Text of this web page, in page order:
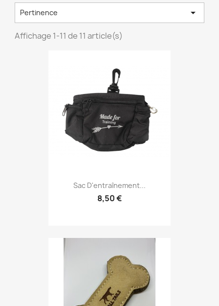
Pertinence 
Affichage 1-11 de 11 article(s)
Sac D'entraînement...
8,50 €